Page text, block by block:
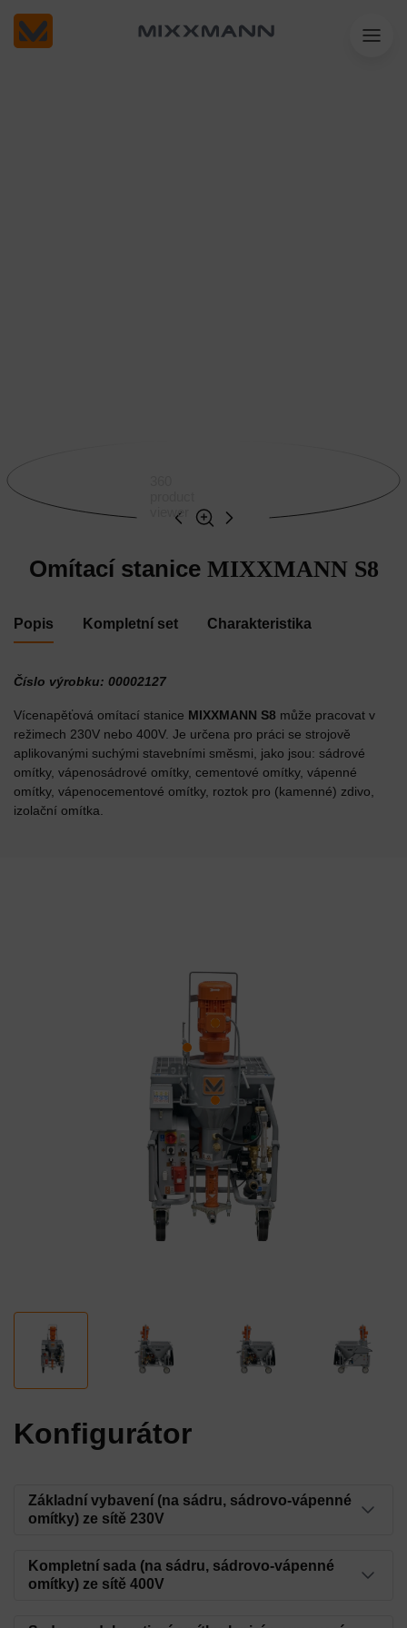
viewer
Omítací stanice MIXXMANN S8
Popis Kompletní set Charakteristika
Číslo výrobku: 00002127
Vícenapěťová omítací stanice MIXXMANN S8 může pracovat v
režimech 230V nebo 400V. Je určena pro práci se strojově
aplikovanými suchými stavebními směsmi, jako jsou: sádrové
omítky, vápenosádrové omítky, cementové omítky, vápenné
omítky, vápenocementové omítky, roztok pro (kamenné) zdivo,
izolační omítka.
Konfigurátor
Základní vybavení (na sádru, sádrovo-vápenné
omítky) ze sítě 230V
Stator SD 6-3
Číslo artiklu: 00000341
Kompletní sada (na sádru, sádrovo-vápenné
omítky) ze sítě 400V
Stator D 6-3 Putz Power